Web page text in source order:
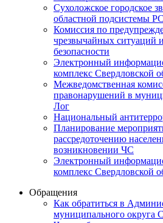
Сухоложское городское
областной подсистемы
Комиссия по
чрезвычайных ситуаций
безопасности
Электронный
комплекс Cвердловской
Межведомственная
правонарушений в
Лог
Национальный
Планирование
рассредоточению
возникновении ЧС
Электронный
комплекс Свердловской
Обращения
Как обратиться в
муниципального округа